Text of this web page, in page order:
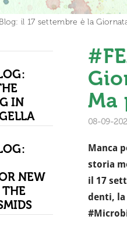
il 17 settembre è la
Ma
08-09-
Manca
storia
il 17
denti, la
IN
NEW